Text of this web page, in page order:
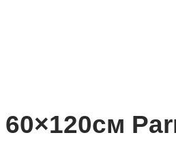
60×120см